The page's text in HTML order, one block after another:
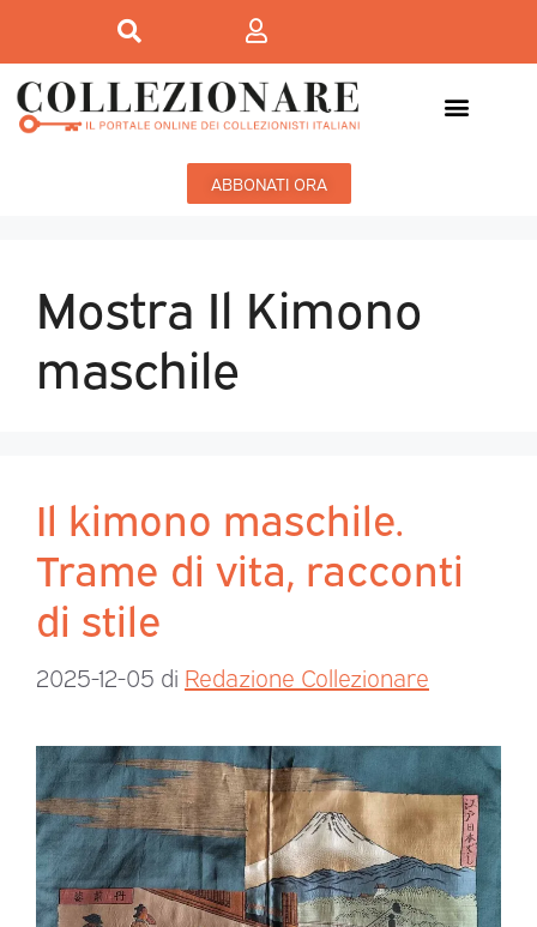
ABBONATI ORA
Mostra Il Kimono
maschile
Il kimono maschile.
Trame di vita, racconti
di stile
2025-12-05 di Redazione Collezionare